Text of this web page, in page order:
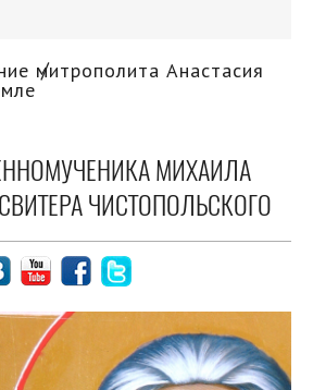
митрополита Анастасия
МИХАИЛА
ЧИСТОПОЛЬСКОГО